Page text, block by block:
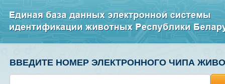
ВВЕДИТЕ НОМЕР ЭЛЕКТРОННОГО ЧИПА